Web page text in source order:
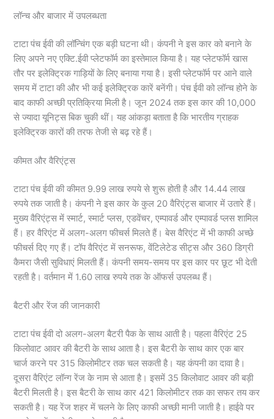
लॉन्च और बाजार में उपलब्धता
टाटा पंच ईवी की लॉन्चिंग एक बड़ी घटना थी। कंपनी ने इस कार को बनाने के
लिए अपने नए एक्टि.ईवी प्लेटफॉर्म का इस्तेमाल किया है। यह प्लेटफॉर्म खास
तौर पर इलेक्ट्रिक गाड़ियों के लिए बनाया गया है। इसी प्लेटफॉर्म पर आने वाले
समय में टाटा की और भी कई इलेक्ट्रिक कारें बनेंगी। पंच ईवी को लॉन्च होने के
बाद काफी अच्छी प्रतिक्रिया मिली है। जून 2024 तक इस कार की 10,000
से ज्यादा यूनिट्स बिक चुकी थीं। यह आंकड़ा बताता है कि भारतीय ग्राहक
इलेक्ट्रिक कारों की तरफ तेजी से बढ़ रहे हैं।
कीमत और वैरिएंट्स
टाटा पंच ईवी की कीमत 9.99 लाख रुपये से शुरू होती है और 14.44 लाख
रुपये तक जाती है। कंपनी ने इस कार के कुल 20 वैरिएंट्स बाजार में उतारे हैं।
मुख्य वैरिएंट्स में स्मार्ट, स्मार्ट प्लस, एडवेंचर, एम्पावर्ड और एम्पावर्ड प्लस शामिल
हैं। हर वैरिएंट में अलग-अलग फीचर्स मिलते हैं। बेस वैरिएंट में भी काफी अच्छे
फीचर्स दिए गए हैं। टॉप वैरिएंट में सनरूफ, वेंटिलेटेड सीट्स और 360 डिग्री
कैमरा जैसी सुविधाएं मिलती हैं। कंपनी समय-समय पर इस कार पर छूट भी देती
रहती है। वर्तमान में 1.60 लाख रुपये तक के ऑफर्स उपलब्ध हैं।
बैटरी और रेंज की जानकारी
टाटा पंच ईवी दो अलग-अलग बैटरी पैक के साथ आती है। पहला वैरिएंट 25
किलोवाट आवर की बैटरी के साथ आता है। इस बैटरी के साथ कार एक बार
चार्ज करने पर 315 किलोमीटर तक चल सकती है। यह कंपनी का दावा है।
दूसरा वैरिएंट लॉन्ग रेंज के नाम से आता है। इसमें 35 किलोवाट आवर की बड़ी
बैटरी मिलती है। इस बैटरी के साथ कार 421 किलोमीटर तक का सफर तय कर
सकती है। यह रेंज शहर में चलने के लिए काफी अच्छी मानी जाती है। हाईवे पर